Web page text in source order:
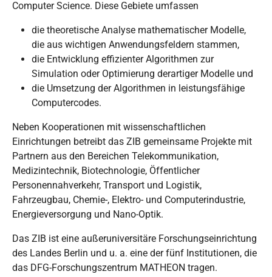
Computer Science. Diese Gebiete umfassen
die theoretische Analyse mathematischer Modelle,
die aus wichtigen Anwendungsfeldern stammen,
die Entwicklung effizienter Algorithmen zur
Simulation oder Optimierung derartiger Modelle und
die Umsetzung der Algorithmen in leistungsfähige
Computercodes.
Neben Kooperationen mit wissenschaftlichen
Einrichtungen betreibt das ZIB gemeinsame Projekte mit
Partnern aus den Bereichen Telekommunikation,
Medizintechnik, Biotechnologie, Öffentlicher
Personennahverkehr, Transport und Logistik,
Fahrzeugbau, Chemie-, Elektro- und Computerindustrie,
Energieversorgung und Nano-Optik.
Das ZIB ist eine außeruniversitäre Forschungseinrichtung
des Landes Berlin und u. a. eine der fünf Institutionen, die
das DFG-Forschungszentrum MATHEON tragen.